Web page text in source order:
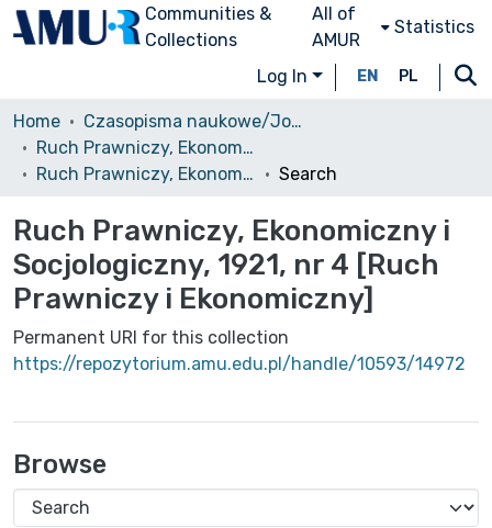
Communities &
Collections
All of
AMUR
Statistics
Log In EN PL
Home
Czasopisma naukowe/Journals
Ruch Prawniczy, Ekonomiczny i Socjologiczny
Ruch Prawniczy, Ekonomiczny i Socjologiczny, 1921, nr 4 [Ruch Prawniczy i Ekonomiczny]
Search
Ruch Prawniczy, Ekonomiczny i
Socjologiczny, 1921, nr 4 [Ruch
Prawniczy i Ekonomiczny]
Permanent URI for this collection
https://repozytorium.amu.edu.pl/handle/10593/14972
Browse